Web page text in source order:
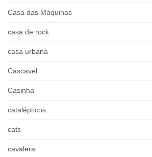
Casa das Máquinas
casa de rock
casa urbana
Cascavel
Casinha
catalépticos
cats
cavalera